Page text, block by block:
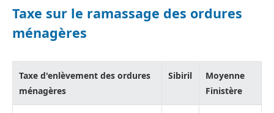
Taxe sur le ramassage des ordures
ménagères
Taxe d'enlèvement des ordures
ménagères
Sibiril
Moyenne
Finistère